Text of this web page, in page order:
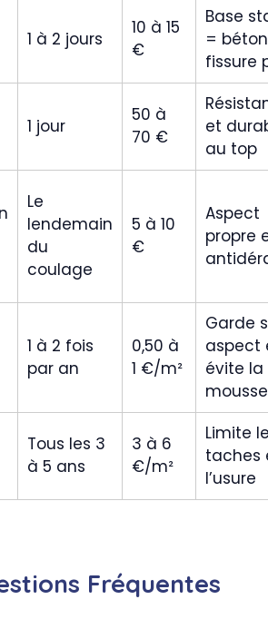
1 à 2 jours
10 à 15
€
Base
=
fissure
1 jour
50 à
70 €
et
au top
Le
lendemain
du
coulage
5 à 10
€
Aspect
propre
1 à 2 fois
par an
0,50 à
1 €/m²
Garde
aspect
évite la
mousse
Tous les 3
à 5 ans
3 à 6
€/m²
Limite
taches
l’usure
Fréquentes